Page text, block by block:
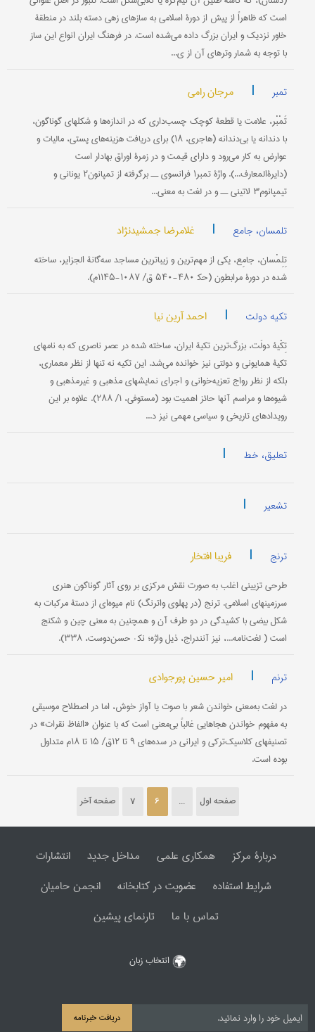
است که ظاهراً از پیش از دورۀ اسلامی به سازهای زهی دسته بلند در منطقۀ
خاور نزدیک و ایران بزرگ داده می‌شده است. در فرهنگ ایران انواع این ساز
با توجه به شمار وترهای آن از ی...
تمبر | مرجان رامی
تَمْبْر، علامت یا قطعۀ کوچک چسب‌داری که در اندازه‌ها و شکلهای گوناگون،
با دندانه یا بی‌دندانه (هاجری، ۱۸) برای دریافت هزینه‌های پستی، مالیات و
عوارض به کار می‌رود و دارای قیمت و در زمرۀ اوراق بهادار است
(دایرة‌المعارف...). واژۀ تمبر۱ فرانسوی ــ برگرفته از تمپانون۲ یونانی و
تیمپانوم۳ لاتینی ــ و در لغت به معنی...
تلمسان، جامع | غلامرضا جمشیدنژاد
تِلِمْسان، جامِع، یکی از مهم‌ترین و زیباترین مساجد سه‌گانۀ الجزایر، ساخته
شده در دورۀ مرابطون (حک‍ ۴۸۰-۵۴۰ ق/ ۱۰۸۷-۱۱۴۵م).
تکیه دولت | احمد آرین نیا
تِکْیۀ دولَت، بزرگ‌ترین تکیۀ ایران، ساخته شده در عصر ناصری که به نامهای
تکیۀ همایونی و دولتی نیز خوانده می‌شد. این تکیه نه تنها از نظر معماری،
بلکه از نظر رواج تعزیه‌خوانی و اجرای نمایشهای مذهبی و غیرمذهبی و
شیوه‌ها و مراسم آنها حائز اهمیت بود (مستوفی، ۱/ ۲۸۸). علاوه بر این
رویدادهای تاریخی و سیاسی مهمی نیز د...
تعلیق، خط |
تشعیر |
ترنج | فریبا افتخار
طرحی تزیینی اغلب به صورت نقش مرکزی بر روی آثار گوناگون هنری
سرزمینهای اسلامی. ترنج (در پهلوی واترنگ) نام میوه‌ای از دستۀ مرکبات به
شکل بیضی با کشیدگی در دو طرف آن و همچنین به معنی چین و شکنج
است ( لغت‌نامه...، نیز آنندراج، ذیل واژه؛ نک‍ : حسن‌دوست، ۳۳۸).
ترنم | امیر حسین پورجوادی
در لغت به‌معنی خواندن شعر با صوت یا آواز خوش، اما در اصطلاح موسیقی
به مفهوم خواندن هجاهایی غالباً بی‌معنی است که با عنوان «الفاظ نقرات» در
تصنیفهای کلاسیک‌ترکی و ایرانی در سده‌های ۹ تا ۱۲ق/ ۱۵ تا ۱۸م متداول
بوده است.
صفحه اول ...
6
7 صفحه آخر
دربارۀ مرکز همکاری علمی مداخل جدید
انتشارات
شرایط استفاده
عضویت در کتابخانه
انجمن حامیان
تماس با ما
تارنمای پیشین
انتخاب زبان
دریافت خبرنامه